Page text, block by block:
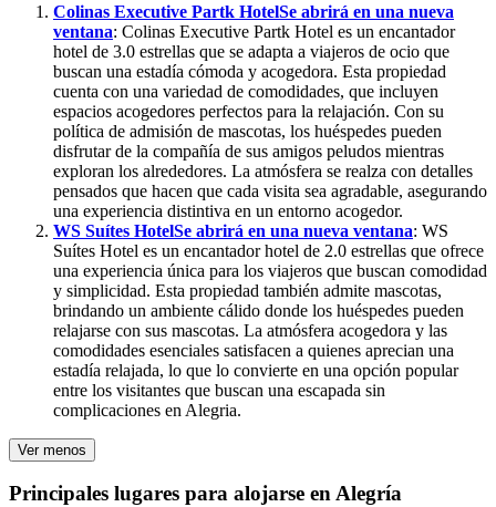
Colinas Executive Partk HotelSe abrirá en una nueva
ventana: Colinas Executive Partk Hotel es un encantador
hotel de 3.0 estrellas que se adapta a viajeros de ocio que
buscan una estadía cómoda y acogedora. Esta propiedad
cuenta con una variedad de comodidades, que incluyen
espacios acogedores perfectos para la relajación. Con su
política de admisión de mascotas, los huéspedes pueden
disfrutar de la compañía de sus amigos peludos mientras
exploran los alrededores. La atmósfera se realza con detalles
pensados que hacen que cada visita sea agradable, asegurando
una experiencia distintiva en un entorno acogedor.
WS Suítes HotelSe abrirá en una nueva ventana: WS
Suítes Hotel es un encantador hotel de 2.0 estrellas que ofrece
una experiencia única para los viajeros que buscan comodidad
y simplicidad. Esta propiedad también admite mascotas,
brindando un ambiente cálido donde los huéspedes pueden
relajarse con sus mascotas. La atmósfera acogedora y las
comodidades esenciales satisfacen a quienes aprecian una
estadía relajada, lo que lo convierte en una opción popular
entre los visitantes que buscan una escapada sin
complicaciones en Alegria.
Ver menos
Principales lugares para alojarse en Alegría